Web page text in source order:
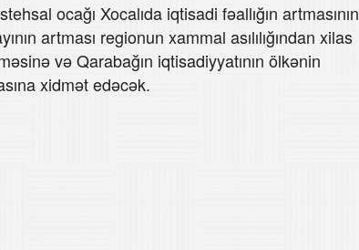
ocağı Xocalıda iqtisadi fəallığın artmasının
artması regionun xammal asılılığından xilas
və Qarabağın iqtisadiyyatının ölkənin
xidmət edəcək.